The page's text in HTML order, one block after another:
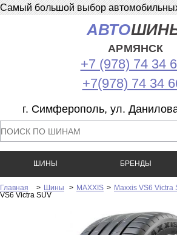
Самый большой выбор
АВТО
АРМЯНСК
+7 (978) 74 34
+7(978) 74 34
г. Симферополь, ул.
ШИНЫ БРЕНДЫ
Главная > Шины > MAXXIS > Maxxis VS6 Victra
VS6 Victra SUV